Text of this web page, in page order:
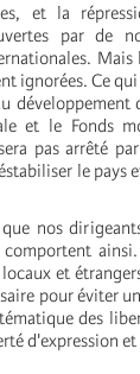
et la
par de
Mais
ignorées. Ce qui
développement
et le Fonds
pas arrêté
le pays
nos
comportent
et
pour éviter
des
d'expression